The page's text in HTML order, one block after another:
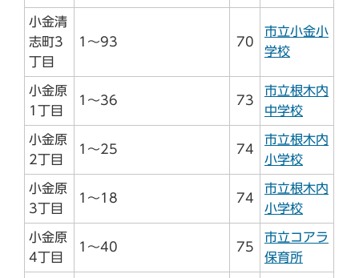
小金清
志町3
丁目
1～93 70
市立小金小
学校
小金原
1丁目
1～36 73
市立根木内
中学校
小金原
2丁目
1～25 74
市立根木内
小学校
小金原
3丁目
1～18 74
市立根木内
小学校
小金原
4丁目
1～40 75
市立コアラ
保育所